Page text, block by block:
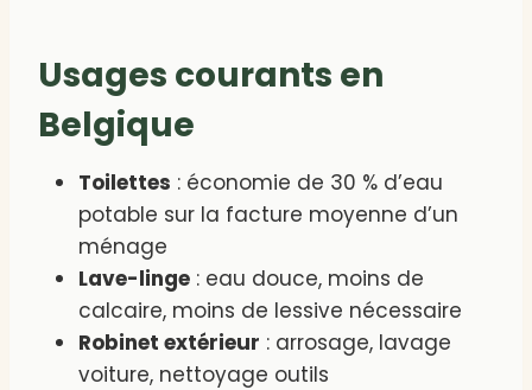
Usages courants en
Belgique
Toilettes : économie de 30 % d’eau
potable sur la facture moyenne d’un
ménage
Lave-linge : eau douce, moins de
calcaire, moins de lessive nécessaire
Robinet extérieur : arrosage, lavage
voiture, nettoyage outils